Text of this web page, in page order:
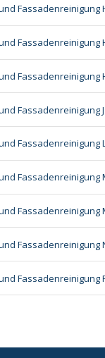
Fassadenreinigung
Fassadenreinigung
Fassadenreinigung
Fassadenreinigung
Fassadenreinigung
Fassadenreinigung
Fassadenreinigung
Fassadenreinigung
Fassadenreinigung